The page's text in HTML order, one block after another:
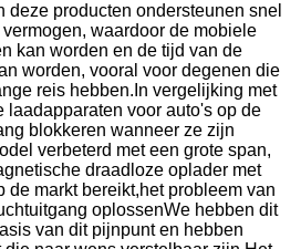
deze producten ondersteunen snel
waardoor de mobiele
kan worden en de tijd van de
worden, vooral voor degenen die
reis hebben.In vergelijking met
laadapparaten voor auto's op de
blokkeren wanneer ze zijn
verbeterd met een grote span,
draadloze oplader met
de markt bereikt,het probleem van
oplossenWe hebben dit
van dit pijnpunt en hebben